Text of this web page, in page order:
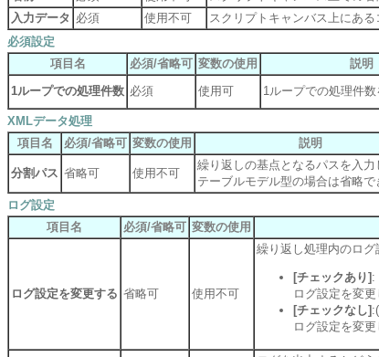
入力データ 必須 使用不可
スクリプトキャンバス上にある
必須設定
項目名
必須/省略可 変数の使用 説明
1ループでの処理件数 必須 使用可 1ループでの処理件数
XMLデータ処理
項目名
必須/省略可 変数の使用 説明
分割パス 省略可 使用不可
繰り返しの基点となるパスを入力
テーブルモデル型の場合は省略で
ログ設定
項目名
必須/省略可 変数の使用
ログ設定を変更する 省略可 使用不可
繰り返し処理内のログ
[チェックあり] :
ログ設定を変更
[チェックなし]
ログ設定を変更